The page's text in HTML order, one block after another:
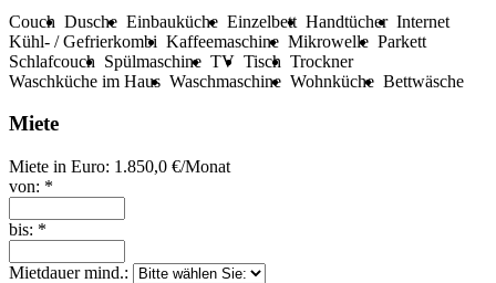
Couch Dusche Einbauküche Einzelbett Handtücher Internet
Kühl- / Gefrierkombi Kaffeemaschine Mikrowelle Parkett
Schlafcouch Spülmaschine TV Tisch Trockner
Waschküche im Haus Waschmaschine Wohnküche Bettwäsche
Miete
Miete in Euro: 1.850,0 €/Monat
von: *
bis: *
Mietdauer mind.: